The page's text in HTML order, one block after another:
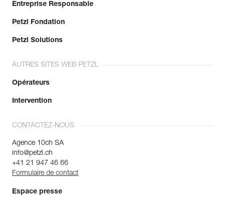
Entreprise Responsable
Petzl Fondation
Petzl Solutions
AUTRES SITES WEB PETZL
Opérateurs
Intervention
CONTACTEZ-NOUS
Agence 10ch SA
info@petzl.ch
+41 21 947 46 66
Formulaire de contact
Espace presse